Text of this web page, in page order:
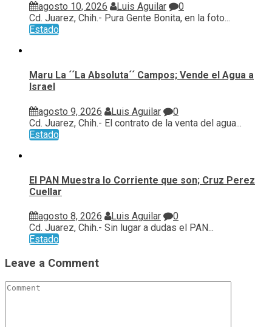
agosto 10, 2026 Luis Aguilar
0
Cd. Juarez, Chih.- Pura Gente Bonita, en la foto...
Estado
Maru La ´´La Absoluta´´ Campos; Vende el Agua a
Israel
agosto 9, 2026 Luis Aguilar
0
Cd. Juarez, Chih.- El contrato de la venta del agua...
Estado
El PAN Muestra lo Corriente que son; Cruz Perez
Cuellar
agosto 8, 2026 Luis Aguilar
0
Cd. Juarez, Chih.- Sin lugar a dudas el PAN...
Estado
Leave a Comment